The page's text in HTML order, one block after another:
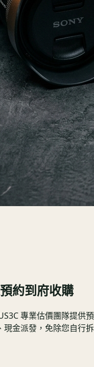
約到府收購
專業估價團隊提供預
金派發，免除您自行拆